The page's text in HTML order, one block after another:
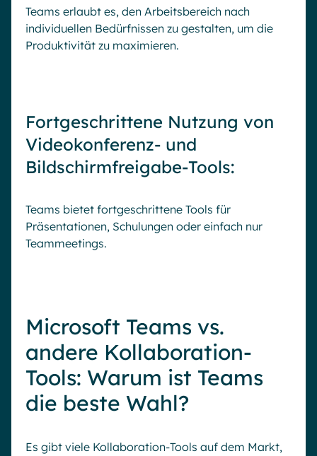
Teams erlaubt es, den Arbeitsbereich nach
individuellen Bedürfnissen zu gestalten, um die
Produktivität zu maximieren.
Fortgeschrittene Nutzung von
Videokonferenz- und
Bildschirmfreigabe-Tools:
Teams bietet fortgeschrittene Tools für
Präsentationen, Schulungen oder einfach nur
Teammeetings.
Microsoft Teams vs.
andere Kollaboration-
Tools: Warum ist Teams
die beste Wahl?
Es gibt viele Kollaboration-Tools auf dem Markt,